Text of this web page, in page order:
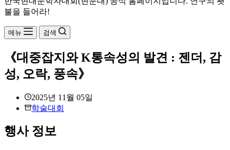
불을 들어라!
메뉴 검색
《대중잡지와 K통속성의 발견 : 젠더, 감
성, 오락, 풍속》
2025년 11월 05일
학술대회
행사 정보